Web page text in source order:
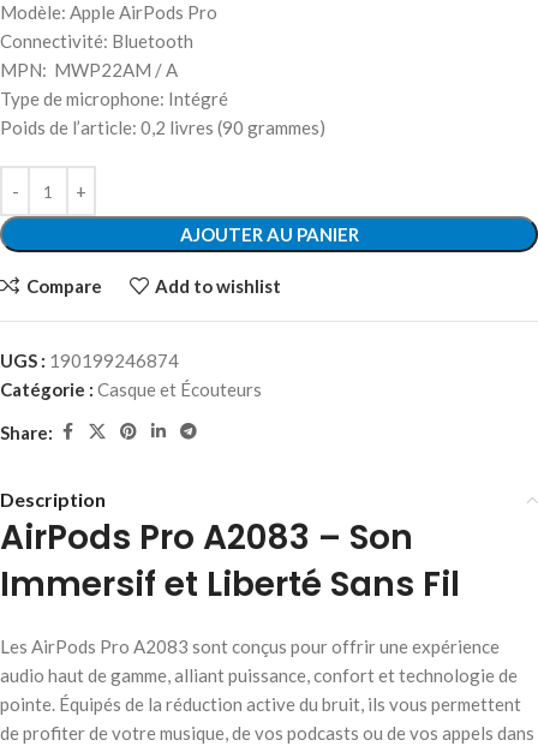
Modèle: Apple AirPods Pro
Connectivité: Bluetooth
MPN: MWP22AM / A
Type de microphone: Intégré
Poids de l’article: 0,2 livres (90 grammes)
AJOUTER AU PANIER
Compare Add to wishlist
UGS : 190199246874
Catégorie : Casque et Écouteurs
Share:
Description
AirPods Pro A2083 – Son
Immersif et Liberté Sans Fil
Les AirPods Pro A2083 sont conçus pour offrir une expérience
audio haut de gamme, alliant puissance, confort et technologie de
pointe. Équipés de la réduction active du bruit, ils vous permettent
de profiter de votre musique, de vos podcasts ou de vos appels dans